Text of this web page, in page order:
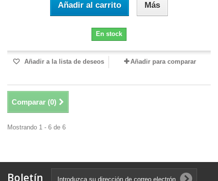
Añadir al carrito Más
En stock
Añadir a la lista de deseos Añadir para comparar
Comparar (0)
Mostrando 1 - 6 de 6
Boletín